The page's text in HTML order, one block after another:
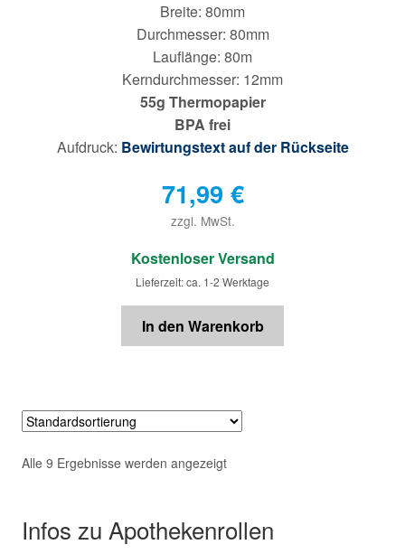
Breite: 80mm
Durchmesser: 80mm
Lauflänge: 80m
Kerndurchmesser: 12mm
55g Thermopapier
BPA frei
Aufdruck: Bewirtungstext auf der Rückseite
71,99 €
zzgl. MwSt.
€
Kostenloser Versand
Lieferzeit: ca. 1-2 Werktage
In den Warenkorb
Alle 9 Ergebnisse werden angezeigt
Infos zu Apothekenrollen